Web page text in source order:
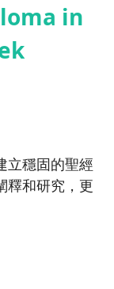
in
立穩固的聖經
釋和研究，更